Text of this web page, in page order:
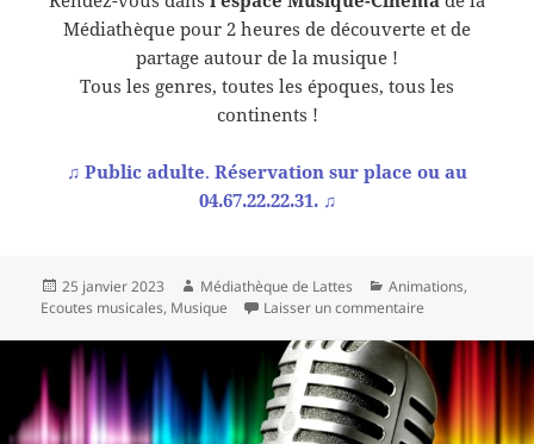
Médiathèque pour 2 heures de découverte et de
partage autour de la musique !
Tous les genres, toutes les époques, tous les
continents !
♫ Public adulte. Réservation sur place ou au
04.67.22.22.31.♫
Publié
le
25 janvier 2023 Auteur
Médiathèque de Lattes Catégories
Animations,
Ecoutes musicales, Musique Laisser un commentaire